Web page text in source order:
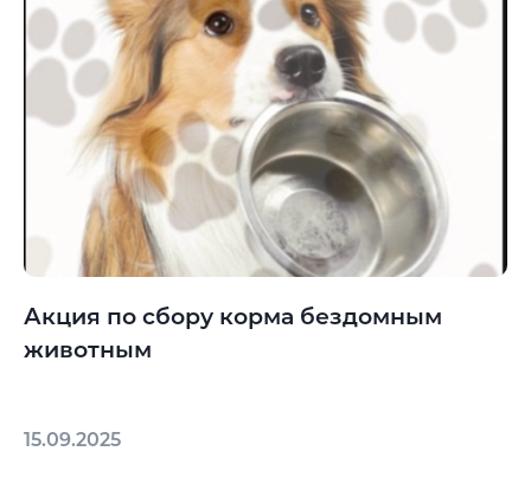
Акция по сбору корма бездомным
животным
15.09.2025